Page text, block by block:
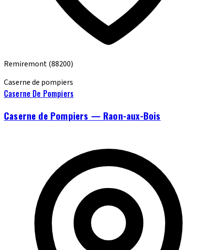
Remiremont(88200)
Caserne de pompiers
Caserne De Pompiers
Caserne de Pompiers — Raon-aux-Bois